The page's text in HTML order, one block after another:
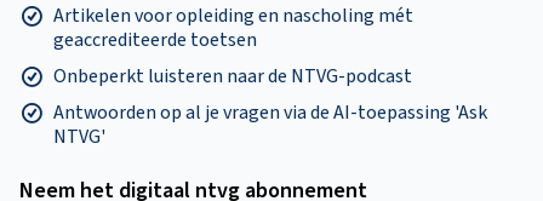
Artikelen voor opleiding en nascholing mét
geaccrediteerde toetsen
Onbeperkt luisteren naar de NTVG-podcast
Antwoorden op al je vragen via de AI-toepassing 'Ask
NTVG'
Neem het digitaal ntvg abonnement